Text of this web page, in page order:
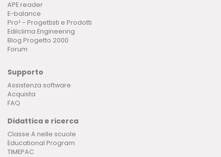
APE reader
E-balance
Pro² - Progettisti e Prodotti
Edilclima Engineering
Blog Progetto 2000
Forum
Supporto
Assistenza software
Acquista
FAQ
Didattica e ricerca
Classe A nelle scuole
Educational Program
TIMEPAC